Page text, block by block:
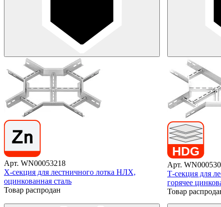
Арт. WN00053218
X-секция для лестничного лотка НЛХ,
оцинкованная сталь
Товар распродан
Арт.
Т-секция для
горячее
Товар